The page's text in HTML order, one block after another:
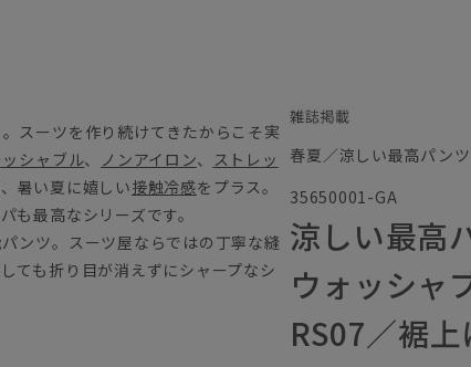
スーツを作り続けてきたからこそ実
ッシャブル、 ノンアイロン、
ストレッ
暑い夏に嬉しい接触冷感をプラス。
も最高なシリーズです。
ンツ。スーツ屋ならではの丁寧な縫
ても折り目が消えずにシャープなシ
春夏／涼しい最高パンツ
35650001-GA
涼しい最高
ウォッシャ
RS07／裾